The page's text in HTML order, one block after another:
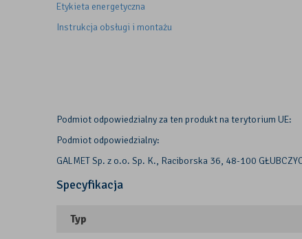
Etykieta energetyczna
Instrukcja obsługi i montażu
Podmiot odpowiedzialny za ten produkt na terytorium UE:
Podmiot odpowiedzialny:
GALMET Sp. z o.o. Sp. K., Raciborska 36, 48-100
Specyfikacja
Typ